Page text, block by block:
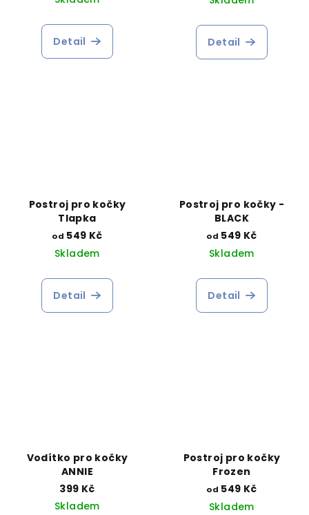
Detail Detail
Postroj pro kočky
Tlapka
od 549 Kč
Skladem
Detail
Postroj pro kočky -
BLACK
od 549 Kč
Skladem
Detail
Vodítko pro kočky
ANNIE
399 Kč
Skladem
Postroj pro kočky
Frozen
od 549 Kč
Skladem